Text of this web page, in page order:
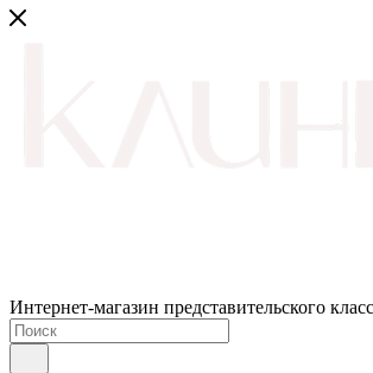
Интернет-магазин представительского